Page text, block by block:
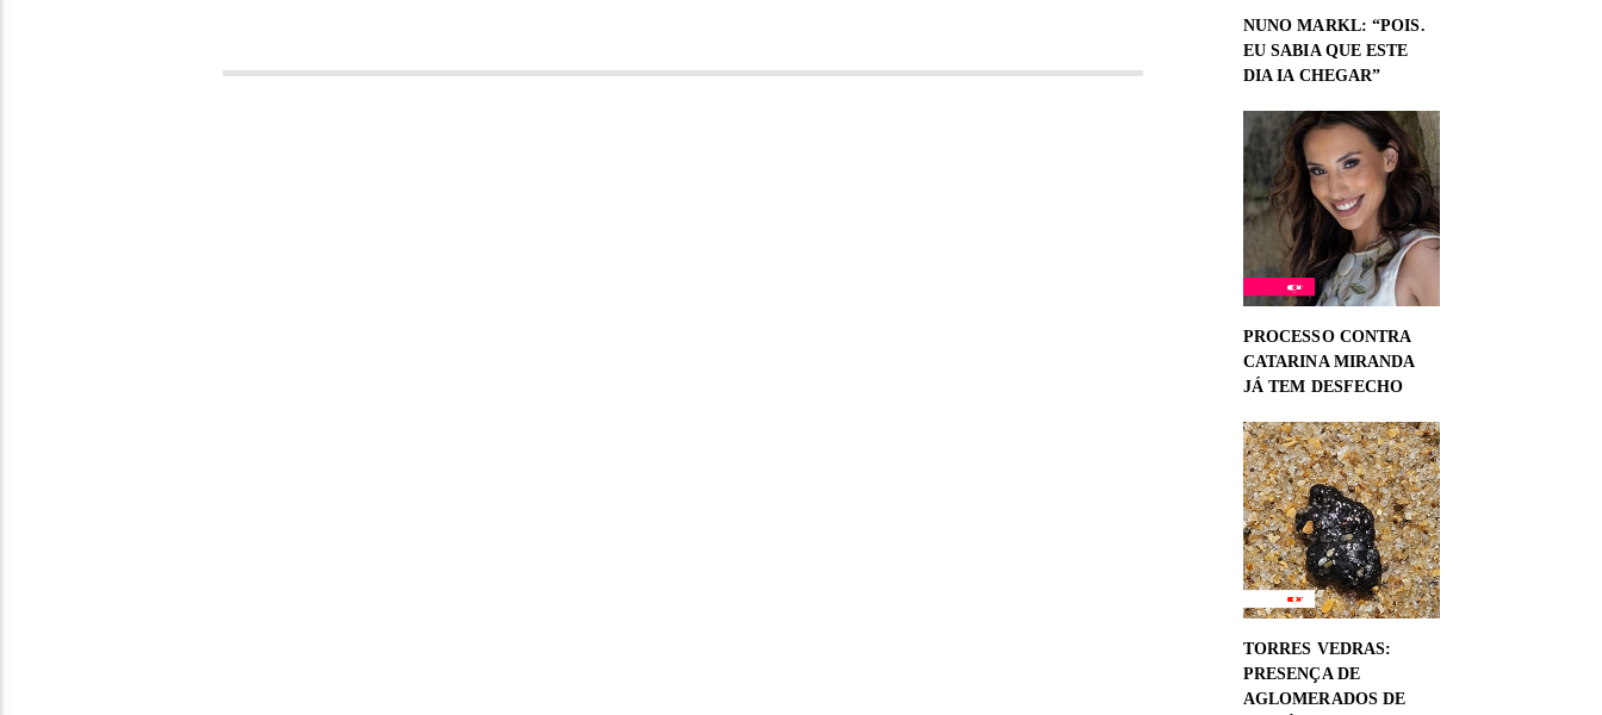
NUNO MARKL: “POIS.
EU SABIA QUE ESTE
DIA IA CHEGAR”
PROCESSO CONTRA
CATARINA MIRANDA
JÁ TEM DESFECHO
TORRES VEDRAS:
PRESENÇA DE
AGLOMERADOS DE